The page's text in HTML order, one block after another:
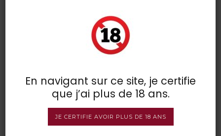
En navigant sur ce site, je certifie
que j’ai plus de 18 ans.
JE CERTIFIE AVOIR PLUS DE 18 ANS